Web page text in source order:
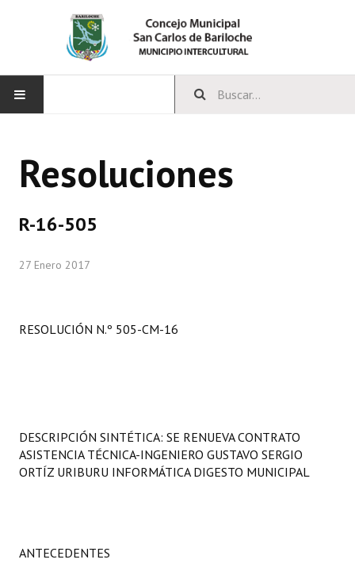
CONCEJO
Constitución Nacional
Constitución Provincial
Resoluciones
R-16-505
27 Enero 2017
RESOLUCIÓN N.º 505-CM-16
DESCRIPCIÓN SINTÉTICA: SE RENUEVA CONTRATO
ASISTENCIA TÉCNICA-INGENIERO GUSTAVO SERGIO
ORTÍZ URIBURU INFORMÁTICA DIGESTO MUNICIPAL
ANTECEDENTES